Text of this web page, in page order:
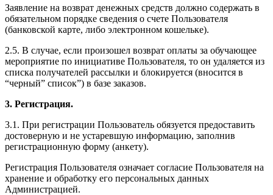
Заявление на возврат денежных средств должно содержать в
обязательном порядке сведения о счете Пользователя
(банковской карте, либо электронном кошельке).
2.5. В случае, если произошел возврат оплаты за обучающее
мероприятие по инициативе Пользователя, то он удаляется из
списка получателей рассылки и блокируется (вносится в
“черный” список”) в базе заказов.
3. Регистрация.
3.1. При регистрации Пользователь обязуется предоставить
достоверную и не устаревшую информацию, заполнив
регистрационную форму (анкету).
Регистрация Пользователя означает согласие Пользователя на
хранение и обработку его персональных данных
Администрацией.